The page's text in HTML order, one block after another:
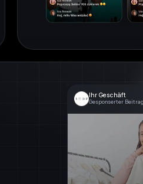
Ihr Geschäft
Gesponserter